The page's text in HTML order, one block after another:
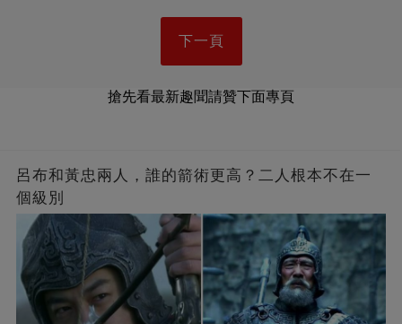
下一頁
搶先看最新趣聞請贊下面專頁
呂布和黃忠兩人，誰的箭術更高？二人根本不在一
個級別